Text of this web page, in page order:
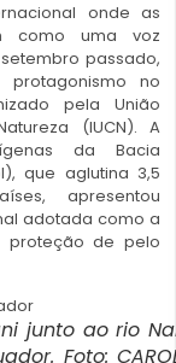
onde as
como uma voz
passado,
no
pela União
(IUCN). A
da Bacia
que aglutina 3,5
apresentou
adotada como a
proteção de pelo
junto ao rio
Foto: